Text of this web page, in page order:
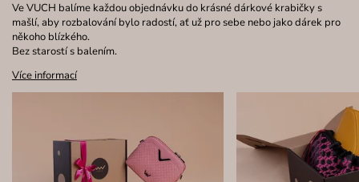
Ve VUCH balíme každou objednávku do krásné dárkové krabičky s
mašlí, aby rozbalování bylo radostí, ať už pro sebe nebo jako dárek pro
někoho blízkého.
Bez starostí s balením.
Více informací